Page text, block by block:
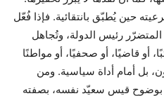
حين يُطبّق بانتقائية. فإذا فُعّل
رئيس الدولة، وتُجاهل
أو قاضيًا، أو صحفيًا، أو مواطنًا
بل أمام أداة سياسية. ومن
بوضوح قيس سعيّد نفسه، بصفته